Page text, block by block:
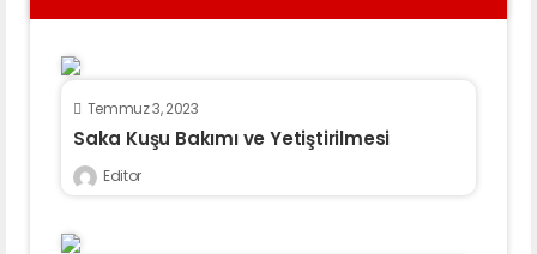
Temmuz 3, 2023
Saka Kuşu Bakımı ve Yetiştirilmesi
Editor